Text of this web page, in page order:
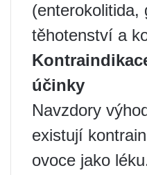
(enterokolitida,
těhotenství a
účinky
Navzdory
existují
ovoce jako